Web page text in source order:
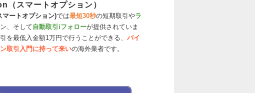
（スマートオプション）
ートオプション)では最短30秒の短期取引やラ
、そして自動取引iフォローが提供されていま
を最低入金額1万円で行うことができる、 バイ
取引入門に持って来いの海外業者です。